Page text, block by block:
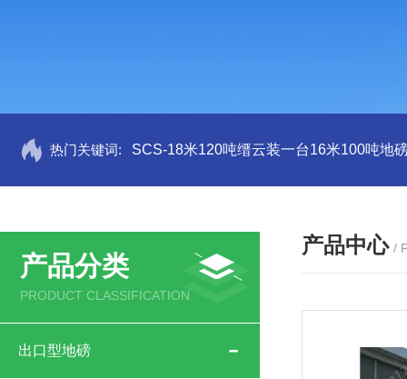
热门关键词: SCS-18米120吨缙云装一台16米100吨地
产品分类
PRODUCT CLASSIFICATION
出口型地磅
产品中心 /